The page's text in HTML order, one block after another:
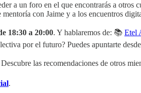
a un foro en el que encontrarás a
con Jaime y a los encuentros
18:30 a 20:00. Y hablaremos de: 📚 Etel
por el futuro? Puedes apuntarte desde
Descubre las recomendaciones de otros
.